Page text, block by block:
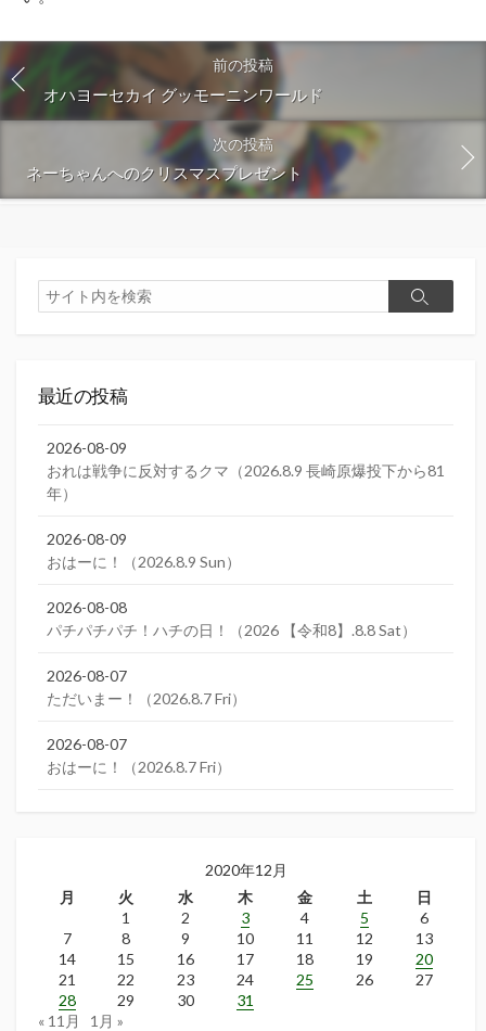
前の投稿
オハヨーセカイ グッモーニンワールド
次の投稿
ネーちゃんへのクリスマスプレゼント
検
索
検
最近の投稿
2026-08-09
おれは戦争に反対するクマ（2026.8.9 長崎原爆投下から81
年）
2026-08-09
おはーに！（2026.8.9 Sun）
2026-08-08
パチパチパチ！ハチの日！（2026 【令和8】.8.8 Sat）
2026-08-07
ただいまー！（2026.8.7 Fri）
2026-08-07
おはーに！（2026.8.7 Fri）
2020年12月
月
火 水 木 金 土
日
1
2 3 4 5
6
7
8 9 10 11 12
13
14
15 16 17 18 19
20
21
22 23 24 25 26
27
28
29 30
31
« 11月
1月 »